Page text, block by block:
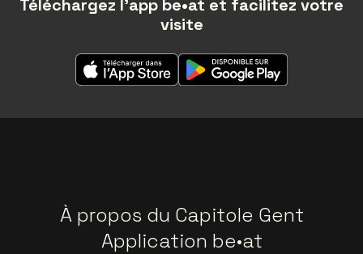
Téléchargez l'app be•at et facilitez votre
visite
À propos du Capitole Gent
Application be•at